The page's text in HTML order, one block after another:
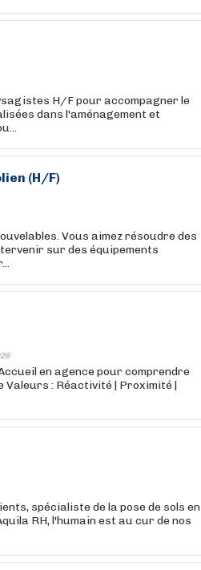
H/F pour accompagner le
dans l'aménagement et
(H/F)
Vous aimez résoudre des
sur des équipements
en agence pour comprendre
Valeurs : Réactivité | Proximité |
spécialiste de la pose de sols en
RH, l'humain est au cur de nos